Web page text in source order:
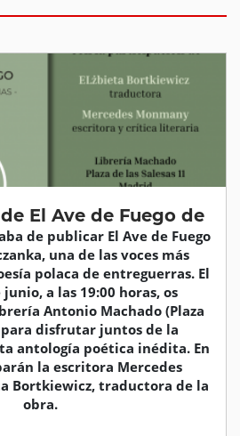
El Ave de Fuego de
de publicar El Ave de Fuego
una de las voces más
polaca de entreguerras. El
a las 19:00 horas, os
Antonio Machado (Plaza
para disfrutar juntos de la
antología poética inédita. En
la escritora Mercedes
Bortkiewicz, traductora de la
obra.